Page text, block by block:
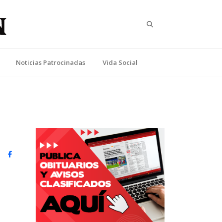
Noticias Patrocinadas Vida Social
Facebook